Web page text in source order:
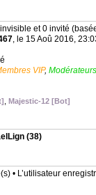
et 0 invité
, le 15 Aoû 2016,
VIP,
Majestic-12 [Bot]
(38)
• L’utilisateur